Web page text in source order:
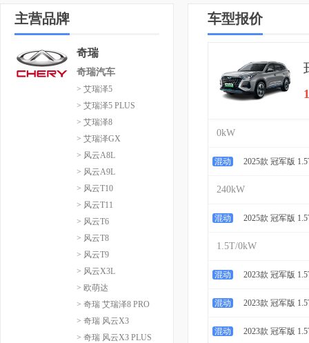
主营品牌
奇瑞
奇瑞汽车
> 艾瑞泽5
> 艾瑞泽5 PLUS
> 艾瑞泽8
> 艾瑞泽GX
> 风云A8L
> 风云A9L
> 风云T10
> 风云T11
> 风云T6
> 风云T8
> 风云T9
> 风云X3L
> 欧萌达
> 奇瑞 艾瑞泽8 PRO
> 奇瑞 风云X3
> 奇瑞 风云X3 PLUS
车型报价
0kW
混动 2025款 冠军版
240kW
混动 2025款 冠军版
1.5T/0kW
混动 2023款 冠军版
混动 2023款 冠军版
混动 2023款 冠军版